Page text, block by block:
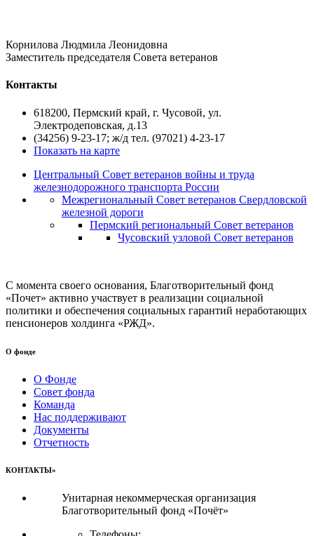
Корнилова Людмила Леонидовна
Заместитель председателя Совета ветеранов
Контакты
618200, Пермский край, г. Чусовой, ул.
Электродеповская, д.13
(34256) 9-23-17; ж/д тел. (97021) 4-23-17
Показать на карте
Центральный Совет ветеранов войны и труда
железнодорожного транспорта России
Межрегиональный Совет ветеранов Свердловской
железной дороги
Пермский региональный Совет ветеранов
Чусовский узловой Совет ветеранов
С момента своего основания, Благотворительный фонд
«Почет» активно участвует в реализации социальной
политики и обеспечения социальных гарантий неработающих
пенсионеров холдинга «РЖД».
О фонде
О Фонде
Совет фонда
Команда
Нас поддерживают
Документы
Отчетность
КОНТАКТЫ»
Унитарная некоммерческая организация
Благотворительный фонд «Почёт»